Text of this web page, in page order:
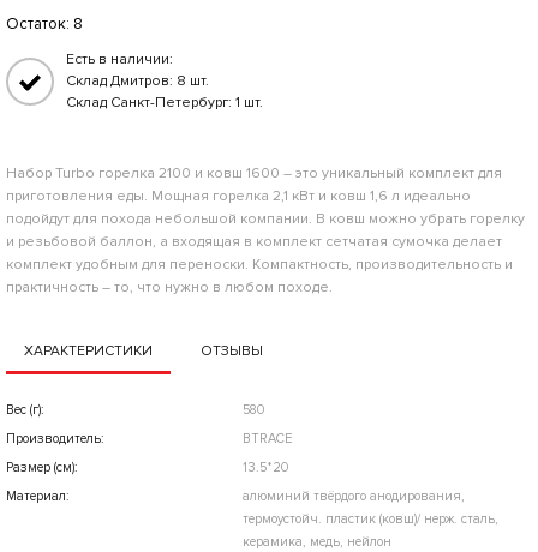
Остаток: 8
Есть в наличии:
Склад Дмитров: 8 шт.
Склад Санкт-Петербург: 1 шт.
Набор Turbo горелка 2100 и ковш 1600 – это уникальный комплект для
приготовления еды. Мощная горелка 2,1 кВт и ковш 1,6 л идеально
подойдут для похода небольшой компании. В ковш можно убрать горелку
и резьбовой баллон, а входящая в комплект сетчатая сумочка делает
комплект удобным для переноски. Компактность, производительность и
практичность – то, что нужно в любом походе.
ХАРАКТЕРИСТИКИ ОТЗЫВЫ
Вес (г):
580
Производитель:
BTRACE
Размер (см):
13.5*20
Материал:
алюминий твёрдого анодирования,
термоустойч. пластик (ковш)/ нерж. сталь,
керамика, медь, нейлон